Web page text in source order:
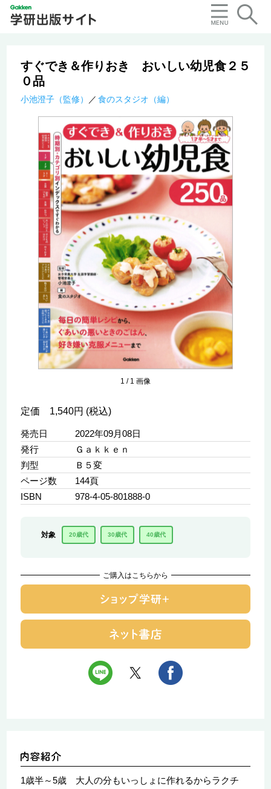
すぐでき＆作りおき おいしい幼児食２５
０品
小池澄子（監修） 食のスタジオ（編）
1 / 1 画像
定価 1,540円 (税込)
発売日
2022年09月08日
発行
Ｇａｋｋｅｎ
判型
Ｂ５変
ページ数
144頁
ISBN
978-4-05-801888-0
対象 20歳代 30歳代 40歳代
ご購入はこちらから
1歳半～5歳 大人の分もいっしょに作れるからラクチ